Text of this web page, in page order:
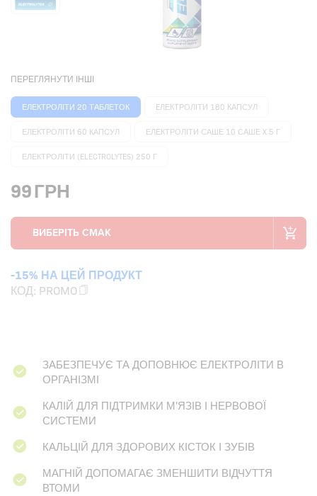
ПЕРЕГЛЯНУТИ ІНШІ
ЕЛЕКТРОЛІТИ 20 ТАБЛЕТОК EЛЕКТРОЛІТИ 180 КАПСУЛ
ЕЛЕКТРОЛІТИ 60 КАПСУЛ ЕЛЕКТРОЛІТИ САШЕ 10 САШЕ X 5 Г
ЕЛЕКТРОЛІТИ (ELECTROLYTES) 250 Г
99ГРН
-15% НА ЦЕЙ ПРОДУКТ
КОД: PROMO
ЗАБЕЗПЕЧУЄ ТА ДОПОВНЮЄ ЕЛЕКТРОЛІТИ В
ОРГАНІЗМІ
КАЛІЙ ДЛЯ ПІДТРИМКИ М'ЯЗІВ І НЕРВОВОЇ
СИСТЕМИ
КАЛЬЦІЙ ДЛЯ ЗДОРОВИХ КІСТОК І ЗУБІВ
МАГНІЙ ДОПОМАГАЄ ЗМЕНШИТИ ВІДЧУТТЯ
ВТОМИ